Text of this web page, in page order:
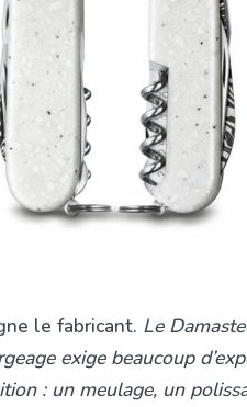
le fabricant. Le
exige beaucoup
: un meulage, un